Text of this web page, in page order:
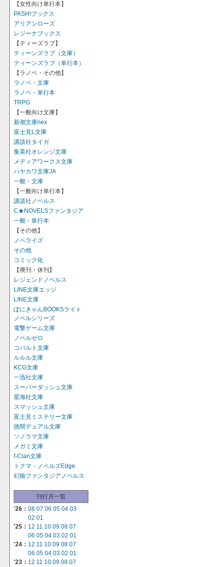
【女性向け単行本】
PASH!ブックス
アリアンローズ
レジーナブックス
【ティーズラブ】
ティーンズラブ（文庫）
ティーンズラブ（単行本）
【ラノベ・その他】
ラノベ・文庫
ラノベ・単行本
TRPG
【一般向け文庫】
新潮文庫nex
富士見L文庫
講談社タイガ
集英社オレンジ文庫
メディアワークス文庫
ハヤカワ文庫JA
一般・文庫
【一般向け単行本】
講談社ノベルス
C★NOVELSファンタジア
一般・単行本
【その他】
ノベライズ
その他
コミック化
【廃刊・休刊】
レジェンドノベルス
LINE文庫エッジ
LINE文庫
ぽにきゃんBOOKSライト
ノベルシリーズ
電撃ゲーム文庫
ノベルゼロ
コバルト文庫
ルルル文庫
KCG文庫
一迅社文庫
スーパーダッシュ文庫
星海社文庫
スマッシュ文庫
富士見ミステリー文庫
徳間デュアル文庫
ソノラマ文庫
メガミ文庫
f-Clan文庫
トクマ・ノベルズEdge
幻狼ファンタジアノベルス
刊行月一覧
'26： 08 07 06 05 04 03
02 01
'25： 12 11 10 09 08 07
06 05 04 03 02 01
'24： 12 11 10 09 08 07
06 05 04 03 02 01
'23： 12 11 10 09 08 07